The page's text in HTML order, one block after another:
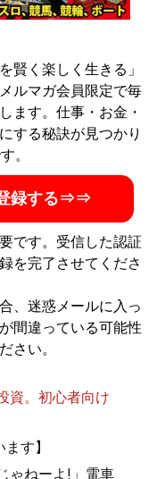
賢く楽しく生きる」
ルマガ会員限定で毎
ます。仕事・お金・
する秘訣が見つかり
。
録する⇒⇒
です。受信した認証
を完了させてくださ
、迷惑メールに入っ
間違っている可能性
さい。
資。初心者向け
す】
ゃねーよ!」電車